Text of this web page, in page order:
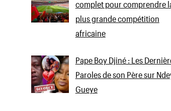
complet pour comprendre
plus grande compétition
africaine
Pape Boy Djiné : Les
Paroles de son Père sur
Gueye